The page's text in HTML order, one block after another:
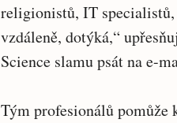
religionistů, IT
vzdáleně, dotýká,“
Science slamu psát na e-
Tým profesionálů pomůže